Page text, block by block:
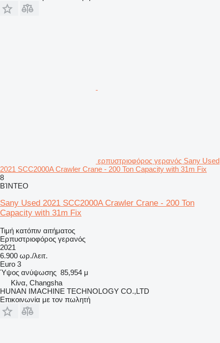
ερπυστριοφόρος γερανός Sany Used
2021 SCC2000A Crawler Crane - 200 Ton Capacity with 31m Fix
8
ΒΊΝΤΕΟ
Sany Used 2021 SCC2000A Crawler Crane - 200 Ton
Capacity with 31m Fix
Τιμή κατόπιν αιτήματος
Ερπυστριοφόρος γερανός
2021
6.900 ωρ./λειτ.
Euro 3
Ύψος ανύψωσης 85,954 μ
Κίνα, Changsha
HUNAN IMACHINE TECHNOLOGY CO.,LTD
Επικοινωνία με τον πωλητή